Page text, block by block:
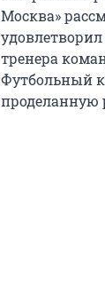
Москва»
тренера
Футбольный
проделанную